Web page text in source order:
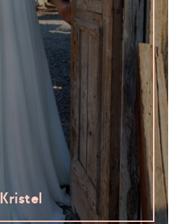
Kristel